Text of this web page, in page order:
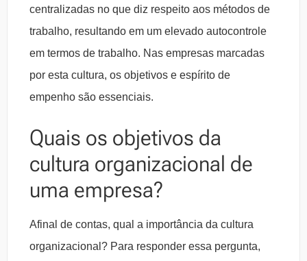
centralizadas no que diz respeito aos métodos de
trabalho, resultando em um elevado autocontrole
em termos de trabalho. Nas empresas marcadas
por esta cultura, os objetivos e espírito de
empenho são essenciais.
Quais os objetivos da
cultura organizacional de
uma empresa?
Afinal de contas, qual a importância da cultura
organizacional? Para responder essa pergunta,